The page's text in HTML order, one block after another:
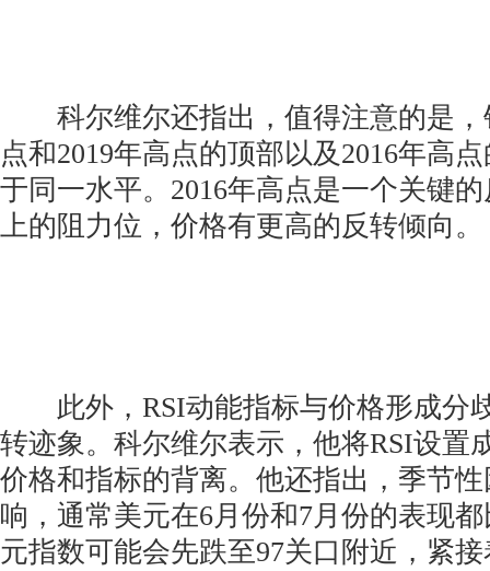
科尔维尔还指出，值得注意的是，
点和2019年高点的顶部以及2016年高
于同一水平。2016年高点是一个关键
上的阻力位，价格有更高的反转倾向。
此外，RSI动能指标与价格形成分
转迹象。科尔维尔表示，他将RSI设置
价格和指标的背离。他还指出，季节
响，通常美元在6月份和7月份的表现
元指数可能会先跌至97关口附近，紧